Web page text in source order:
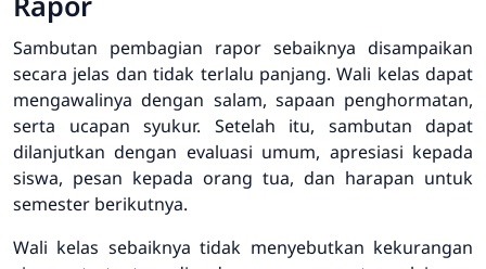
Sambutan pembagian rapor sebaiknya disampaikan
secara jelas dan tidak terlalu panjang. Wali kelas dapat
mengawalinya dengan salam, sapaan penghormatan,
serta ucapan syukur. Setelah itu, sambutan dapat
dilanjutkan dengan evaluasi umum, apresiasi kepada
siswa, pesan kepada orang tua, dan harapan untuk
semester berikutnya.
Wali kelas sebaiknya tidak menyebutkan kekurangan